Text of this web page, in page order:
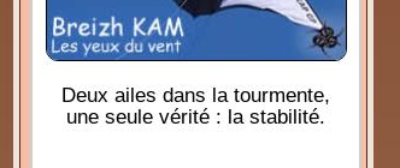
Deux ailes dans la tourmente,
une seule vérité : la stabilité.